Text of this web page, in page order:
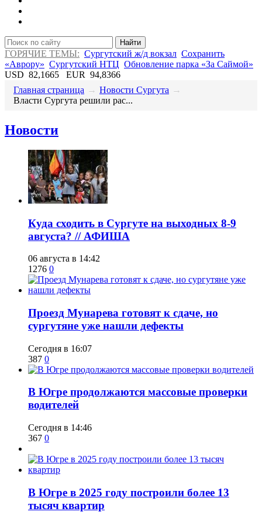
Найти
ГОРЯЧИЕ ТЕМЫ: Сургутский ж/д вокзал Сохранить
«Аврору» Сургутский НТЦ Обновление парка «За Саймой»
USD 82,1665 EUR 94,8366
Главная страница → Новости Сургута →
​Власти Сургута решили рас...
Новости
​Куда сходить в Сургуте на выходных 8-9
августа? // АФИША
06 августа в 14:42
1276 0
​Проезд Мунарева готовят к сдаче, но
сургутяне уже нашли дефекты
Сегодня в 16:07
387 0
​В Югре продолжаются массовые проверки
водителей
Сегодня в 14:46
367 0
​В Югре в 2025 году построили более 13
тысяч квартир